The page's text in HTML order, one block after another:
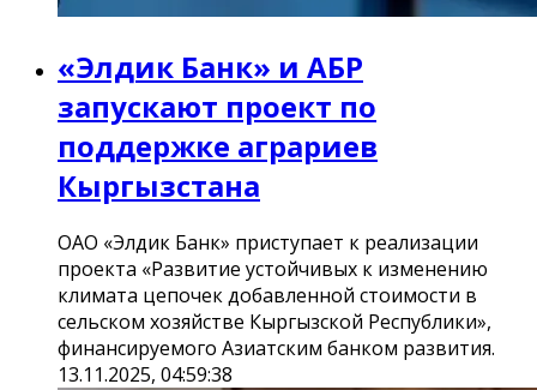
«Элдик Банк» и АБР
запускают проект по
поддержке аграриев
Кыргызстана
ОАО «Элдик Банк» приступает к реализации
проекта «Развитие устойчивых к изменению
климата цепочек добавленной стоимости в
сельском хозяйстве Кыргызской Республики»,
финансируемого Азиатским банком развития.
13.11.2025, 04:59:38